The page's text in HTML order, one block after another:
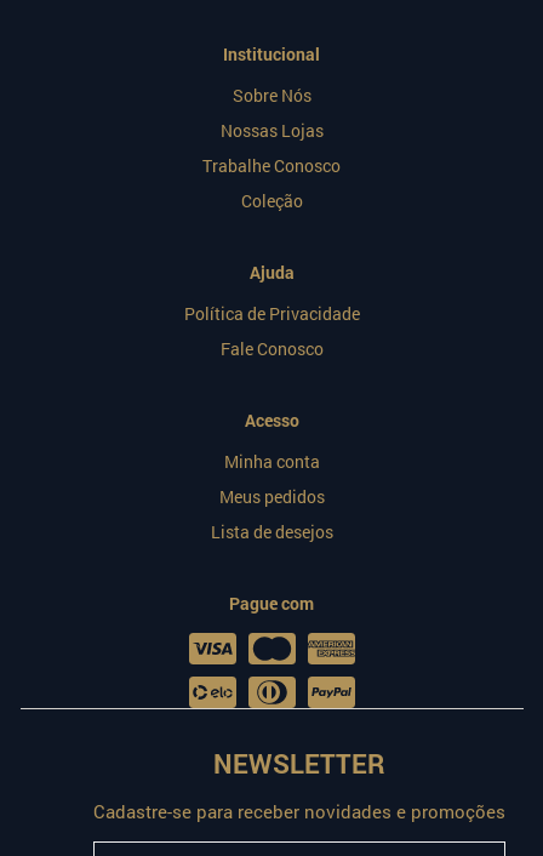
Institucional
Sobre Nós
Nossas Lojas
Trabalhe Conosco
Coleção
Ajuda
Política de Privacidade
Fale Conosco
Acesso
Minha conta
Meus pedidos
Lista de desejos
Pague com
NEWSLETTER
Cadastre-se para receber novidades e promoções